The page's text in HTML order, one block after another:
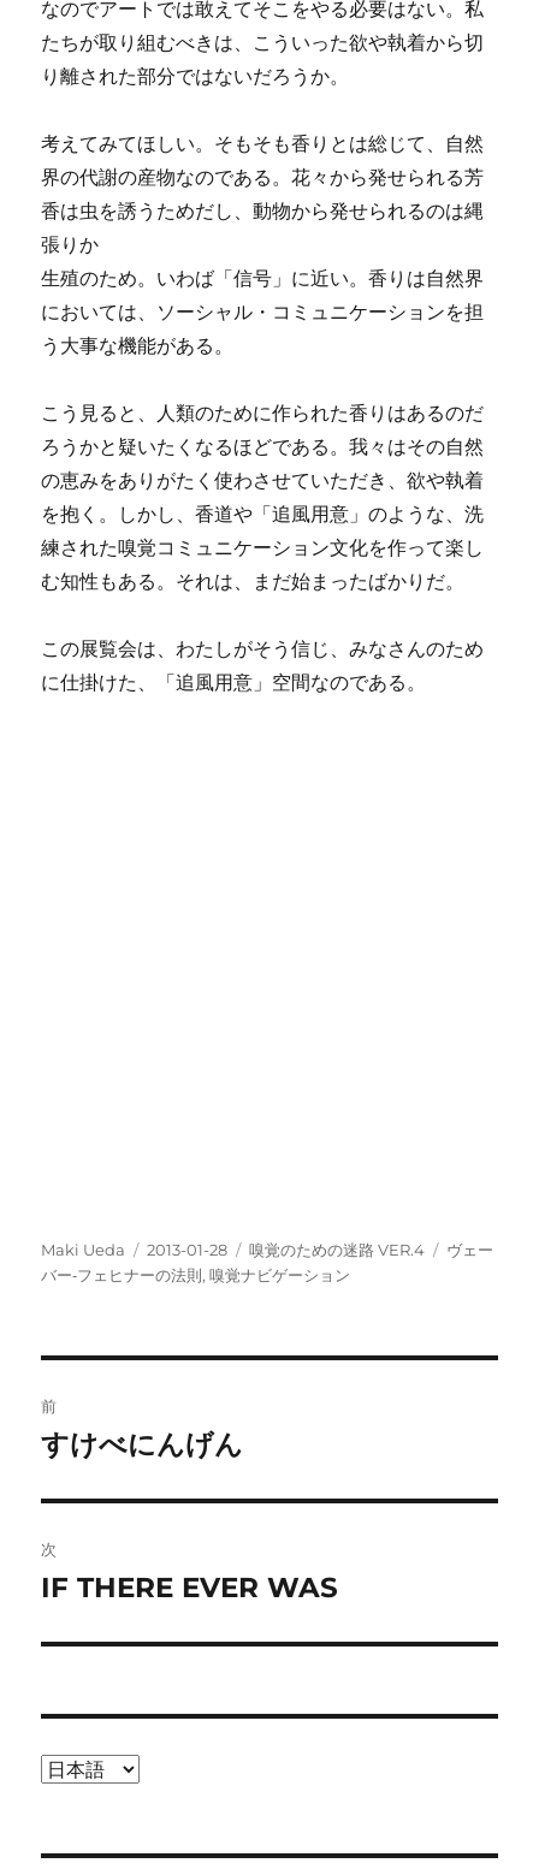
なのでアートでは敢えてそこをやる必要はない。私
たちが取り組むべきは、こういった欲や執着から切
り離された部分ではないだろうか。
考えてみてほしい。そもそも香りとは総じて、自然
界の代謝の産物なのである。花々から発せられる芳
香は虫を誘うためだし、動物から発せられるのは縄
張りか
生殖のため。いわば「信号」に近い。香りは自然界
においては、ソーシャル・コミュニケーションを担
う大事な機能がある。
こう見ると、人類のために作られた香りはあるのだ
ろうかと疑いたくなるほどである。我々はその自然
の恵みをありがたく使わさせていただき、欲や執着
を抱く。しかし、香道や「追風用意」のような、洗
練された嗅覚コミュニケーション文化を作って楽し
む知性もある。それは、まだ始まったばかりだ。
この展覧会は、わたしがそう信じ、みなさんのため
に仕掛けた、「追風用意」空間なのである。
投
稿
Maki Ueda
投
稿
2013-01-28
カ
テ
嗅覚のための迷路 VER.4
タ
ヴェー
バー‐フェヒナーの法則,嗅覚ナビゲーション
稿
ビ
ゲ
ー
ン
前
前
投
稿:
すけべにんげん
次
次
投
IF THERE EVER WAS
言